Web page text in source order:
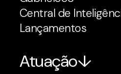
Central de
Lançamentos
Atuação